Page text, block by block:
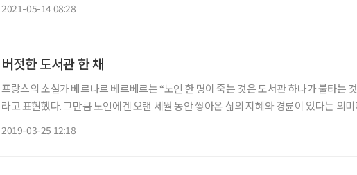
2021-05-14 08:28
버젓한 도서관 한 채
프랑스의 소설가 베르나르 베르베르는 “노인 한 명이 죽는 것은 도서관 하나가 불타는
라고 표현했다. 그만큼 노인에겐 오랜 세월 동안 쌓아온 삶의 지혜와 경륜이 있다는 의미
2019-03-25 12:18